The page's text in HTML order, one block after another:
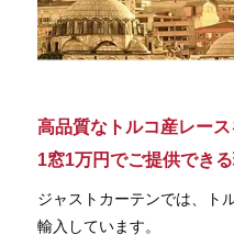
高品質なトルコ産レース
1窓1万円でご提供でき
ジャストカーテンでは、ト
輸入しています。